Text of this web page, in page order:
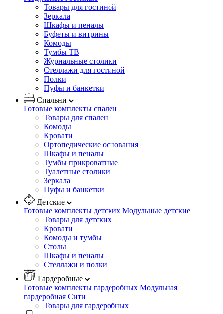
Товары для гостиной
Зеркала
Шкафы и пеналы
Буфеты и витрины
Комоды
Тумбы ТВ
Журнальные столики
Стеллажи для гостиной
Полки
Пуфы и банкетки
Спальни
Готовые комплекты спален
Товары для спален
Комоды
Кровати
Ортопедические основания
Шкафы и пеналы
Тумбы прикроватные
Туалетные столики
Зеркала
Пуфы и банкетки
Детские
Готовые комплекты детских Модульные детские
Товары для детских
Кровати
Комоды и тумбы
Столы
Шкафы и пеналы
Стеллажи и полки
Гардеробные
Готовые комплекты гардеробных Модульная
гардеробная Сити
Товары для гардеробных